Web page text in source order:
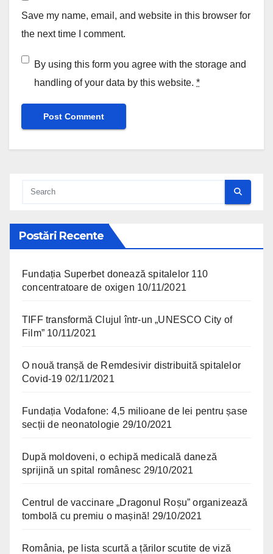
Save my name, email, and website in this browser for
the next time I comment.
By using this form you agree with the storage and
handling of your data by this website. *
Postări Recente
Fundația Superbet donează spitalelor 110
concentratoare de oxigen 10/11/2021
TIFF transformă Clujul într-un „UNESCO City of
Film” 10/11/2021
O nouă tranșă de Remdesivir distribuită spitalelor
Covid-19 02/11/2021
Fundația Vodafone: 4,5 milioane de lei pentru șase
secții de neonatologie 29/10/2021
După moldoveni, o echipă medicală daneză
sprijină un spital românesc 29/10/2021
Centrul de vaccinare „Dragonul Roșu” organizează
tombolă cu premiu o mașină! 29/10/2021
România, pe lista scurtă a țărilor scutite de viză